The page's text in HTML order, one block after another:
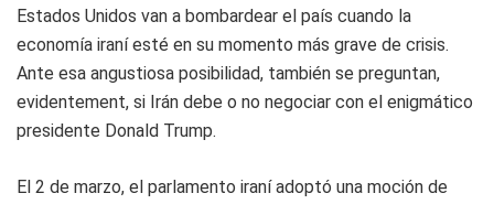
Estados Unidos van a bombardear el país cuando la
economía iraní esté en su momento más grave de crisis.
Ante esa angustiosa posibilidad, también se preguntan,
evidentement, si Irán debe o no negociar con el enigmático
presidente Donald Trump.
El 2 de marzo, el parlamento iraní adoptó una moción de